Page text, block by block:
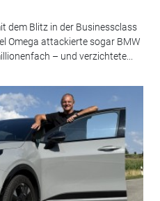
dem Blitz in der Businessclass
Omega attackierte sogar BMW
– und verzichtete...